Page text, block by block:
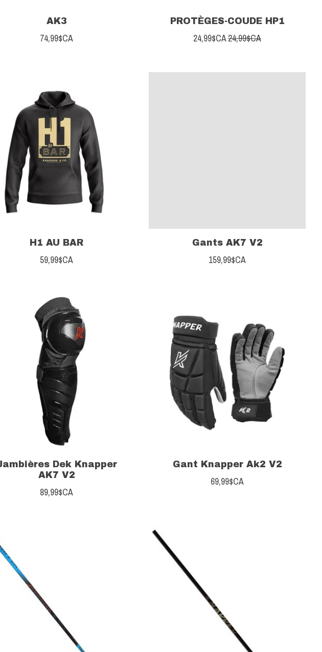
AK3
74,99$CA
PROTÈGES-COUDE HP1
24,99$CA24,99$CA
H1 AU BAR
59,99$CA
Gants AK7 V2
159,99$CA
Dek Knapper
AK7 V2
89,99$CA
Gant Knapper Ak2 V2
69,99$CA